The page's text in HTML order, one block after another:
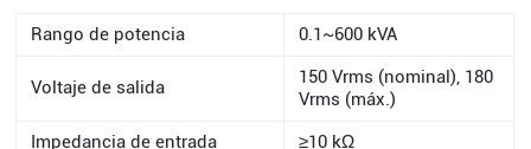
Rango de potencia 0.1~600 kVA
Voltaje de salida
150 Vrms (nominal), 180
Vrms (máx.)
Impedancia de entrada
≥10 kΩ